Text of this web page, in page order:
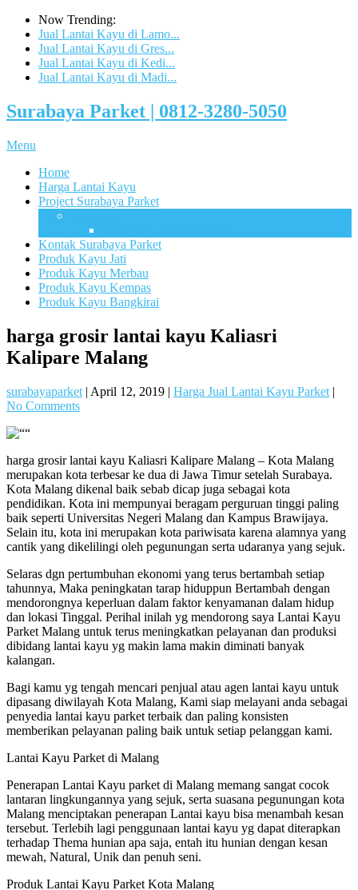
Now Trending:
Jual Lantai Kayu di Lamo...
Jual Lantai Kayu di Gres...
Jual Lantai Kayu di Kedi...
Jual Lantai Kayu di Madi...
Surabaya Parket | 0812-3280-5050
Menu
Home
Harga Lantai Kayu
Project Surabaya Parket
Kontak Surabaya Parket
Produk Kayu Jati
Produk Kayu Merbau
Produk Kayu Kempas
Produk Kayu Bangkirai
harga grosir lantai kayu Kaliasri
Kalipare Malang
surabayaparket | April 12, 2019 | Harga Jual Lantai Kayu Parket |
No Comments
harga grosir lantai kayu Kaliasri Kalipare Malang – Kota Malang
merupakan kota terbesar ke dua di Jawa Timur setelah Surabaya.
Kota Malang dikenal baik sebab dicap juga sebagai kota
pendidikan. Kota ini mempunyai beragam perguruan tinggi paling
baik seperti Universitas Negeri Malang dan Kampus Brawijaya.
Selain itu, kota ini merupakan kota pariwisata karena alamnya yang
cantik yang dikelilingi oleh pegunungan serta udaranya yang sejuk.
Selaras dgn pertumbuhan ekonomi yang terus bertambah setiap
tahunnya, Maka peningkatan tarap hiduppun Bertambah dengan
mendorongnya keperluan dalam faktor kenyamanan dalam hidup
dan lokasi Tinggal. Perihal inilah yg mendorong saya Lantai Kayu
Parket Malang untuk terus meningkatkan pelayanan dan produksi
dibidang lantai kayu yg makin lama makin diminati banyak
kalangan.
Bagi kamu yg tengah mencari penjual atau agen lantai kayu untuk
dipasang diwilayah Kota Malang, Kami siap melayani anda sebagai
penyedia lantai kayu parket terbaik dan paling konsisten
memberikan pelayanan paling baik untuk setiap pelanggan kami.
Lantai Kayu Parket di Malang
Penerapan Lantai Kayu parket di Malang memang sangat cocok
lantaran lingkungannya yang sejuk, serta suasana pegunungan kota
Malang menciptakan penerapan Lantai kayu bisa menambah kesan
tersebut. Terlebih lagi penggunaan lantai kayu yg dapat diterapkan
terhadap Thema hunian apa saja, entah itu hunian dengan kesan
mewah, Natural, Unik dan penuh seni.
Produk Lantai Kayu Parket Kota Malang